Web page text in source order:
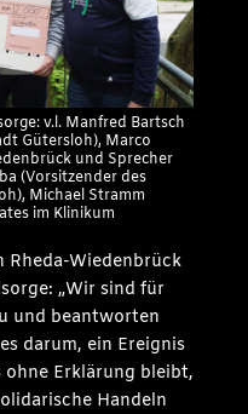
v.l. Manfred Bartsch
Gütersloh), Marco
und Sprecher
(Vorsitzender des
Michael Stramm
im Klinikum
Rheda-Wiedenbrück
„Wir sind für
und beantworten
darum, ein Ereignis
Erklärung bleibt,
Handeln